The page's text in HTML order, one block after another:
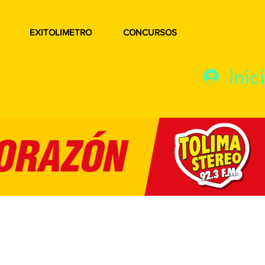
EXITOLIMETRO CONCURSOS